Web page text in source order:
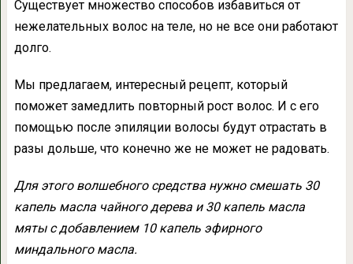
Существует множество способов избавиться от
нежелательных волос на теле, но не все они работают
долго.
Мы предлагаем, интересный рецепт, который
поможет замедлить повторный рост волос. И с его
помощью после эпиляции волосы будут отрастать в
разы дольше, что конечно же не может не радовать.
Для этого волшебного средства нужно смешать 30
капель масла чайного дерева и 30 капель масла
мяты с добавлением 10 капель эфирного
миндального масла.